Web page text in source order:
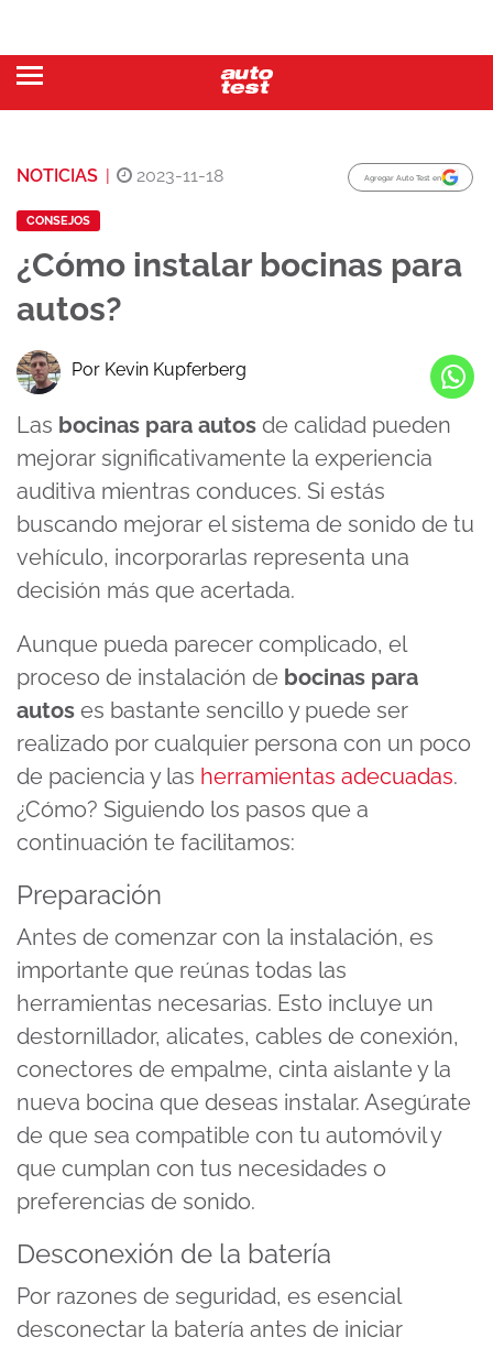
NOTICIAS | 2023-11-18 Agregar Auto Test en
CONSEJOS
¿Cómo instalar bocinas para
autos?
Por Kevin Kupferberg
Las bocinas para autos de calidad pueden
mejorar significativamente la experiencia
auditiva mientras conduces. Si estás
buscando mejorar el sistema de sonido de tu
vehículo, incorporarlas representa una
decisión más que acertada.
Aunque pueda parecer complicado, el
proceso de instalación de bocinas para
autos es bastante sencillo y puede ser
realizado por cualquier persona con un poco
de paciencia y las herramientas adecuadas.
¿Cómo? Siguiendo los pasos que a
continuación te facilitamos:
Preparación
Antes de comenzar con la instalación, es
importante que reúnas todas las
herramientas necesarias. Esto incluye un
destornillador, alicates, cables de conexión,
conectores de empalme, cinta aislante y la
nueva bocina que deseas instalar. Asegúrate
de que sea compatible con tu automóvil y
que cumplan con tus necesidades o
preferencias de sonido.
Desconexión de la batería
Por razones de seguridad, es esencial
desconectar la batería antes de iniciar